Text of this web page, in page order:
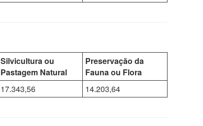
Silvicultura ou
Pastagem Natural
Preservação da
Fauna ou Flora
17.343,56 14.203,64